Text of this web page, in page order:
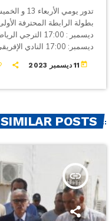
ديسمبر: 17:00 النادي الإفريقي – النجم الساحلي / الوطنية 1
today 11 ديسمبر 2023
SIMILAR POSTS
insert_link